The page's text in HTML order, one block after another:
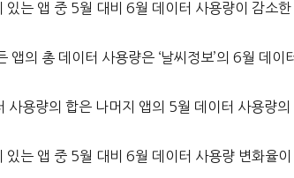
는 앱 중 5월 대비 6월 데이터 사용량이 감소
의 총 데이터 사용량은 ‘날씨정보’의 6월 데이
사용량의 합은 나머지 앱의 5월 데이터 사용량의
는 앱 중 5월 대비 6월 데이터 사용량 변화율이